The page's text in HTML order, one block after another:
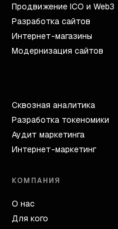
Продвижение ICO и Web3
Разработка сайтов
Интернет-магазины
Модернизация сайтов
Сквозная аналитика
Разработка токеномики
Аудит маркетинга
Интернет-маркетинг
КОМПАНИЯ
О нас
Для кого